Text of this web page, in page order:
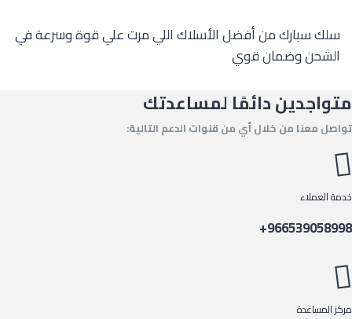
سلك سبارك من أفضل الأسلاك اللي مرت علي قوة وسرعة في
الشحن وضمان قوي
متواجدين دائمًا لمساعدتك
تواصل معنا من خلال أي من قنوات الدعم التالية:
خدمة العملاء
966539058998+
مركز المساعدة